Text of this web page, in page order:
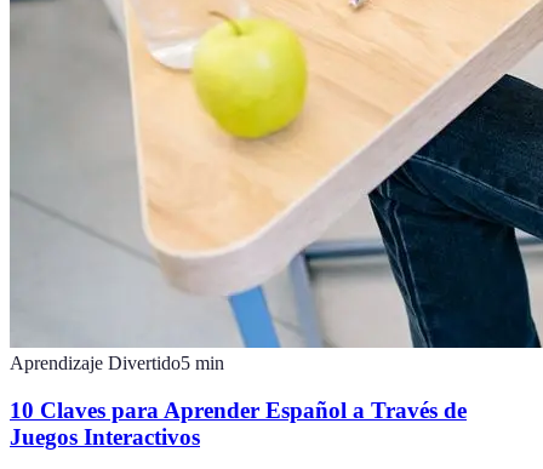
Aprendizaje Divertido5 min
10 Claves para Aprender Español a Través de
Juegos Interactivos